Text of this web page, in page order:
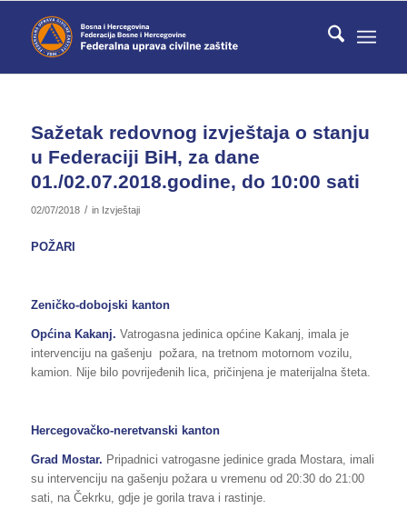
Sažetak redovnog izvještaja o stanju
u Federaciji BiH, za dane
01./02.07.2018.godine, do 10:00 sati
02/07/2018 / in Izvještaji
POŽARI
Zeničko-dobojski kanton
Općina Kakanj. Vatrogasna jedinica općine Kakanj, imala je
intervenciju na gašenju požara, na tretnom motornom vozilu,
kamion. Nije bilo povrijeđenih lica, pričinjena je materijalna šteta.
Hercegovačko-neretvanski kanton
Grad Mostar. Pripadnici vatrogasne jedinice grada Mostara, imali
su intervenciju na gašenju požara u vremenu od 20:30 do 21:00
sati, na Čekrku, gdje je gorila trava i rastinje.